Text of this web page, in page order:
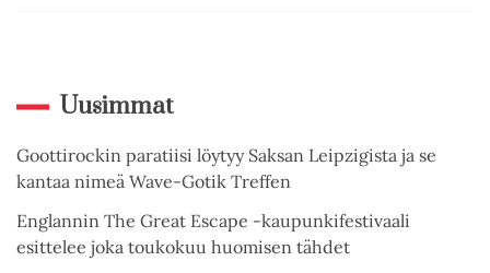
Uusimmat
Goottirockin paratiisi löytyy Saksan Leipzigista ja se
kantaa nimeä Wave-Gotik Treffen
Englannin The Great Escape -kaupunkifestivaali
esittelee joka toukokuu huomisen tähdet